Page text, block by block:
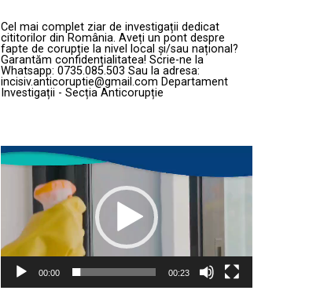
Cel mai complet ziar de investigații dedicat
cititorilor din România. Aveți un pont despre
fapte de corupție la nivel local și/sau național?
Garantăm confidențialitatea! Scrie-ne la
Whatsapp: 0735.085.503 Sau la adresa:
incisiv.anticoruptie@gmail.com Departament
Investigații - Secția Anticorupție
Player
video
00:00 00:23